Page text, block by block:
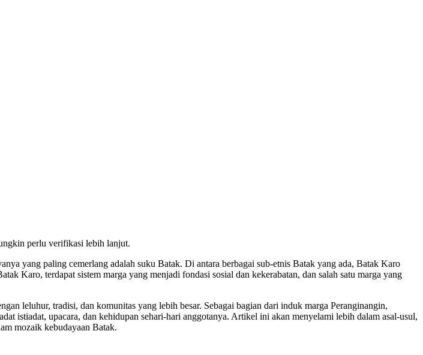
perlu verifikasi lebih lanjut.
yang paling cemerlang adalah suku Batak. Di antara berbagai sub-etnis Batak yang ada, Batak Karo
Karo, terdapat sistem marga yang menjadi fondasi sosial dan kekerabatan, dan salah satu marga yang
leluhur, tradisi, dan komunitas yang lebih besar. Sebagai bagian dari induk marga Peranginangin,
istiadat, upacara, dan kehidupan sehari-hari anggotanya. Artikel ini akan menyelami lebih dalam asal-usul,
mozaik kebudayaan Batak.